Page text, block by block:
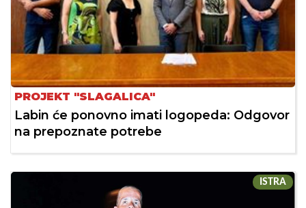
PROJEKT "SLAGALICA"
Labin će ponovno imati logopeda: Odgovor
na prepoznate potrebe
ISTRA